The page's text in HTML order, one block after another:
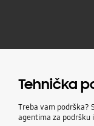
Tehnička
Treba vam podrška?
agentima za podršku